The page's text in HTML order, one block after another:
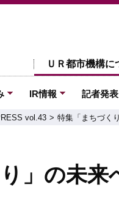
ＵＲ都市機構に
IR情報 記者発表
vol.43 特集「まちづく
」の未来